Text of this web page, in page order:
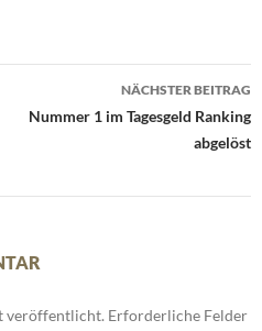
NÄCHSTER BEITRAG
Nummer 1 im Tagesgeld Ranking
abgelöst
veröffentlicht. Erforderliche Felder